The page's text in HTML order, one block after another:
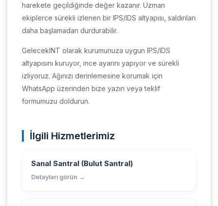
harekete geçildiğinde değer kazanır. Uzman
ekiplerce sürekli izlenen bir IPS/IDS altyapısı, saldırıları
daha başlamadan durdurabilir.
GelecekINT olarak kurumunuza uygun IPS/IDS
altyapısını kuruyor, ince ayarını yapıyor ve sürekli
izliyoruz. Ağınızı derinlemesine korumak için
WhatsApp üzerinden bize yazın veya teklif
formumuzu doldurun.
İlgili Hizmetlerimiz
Sanal Santral (Bulut Santral)
Detayları görün →